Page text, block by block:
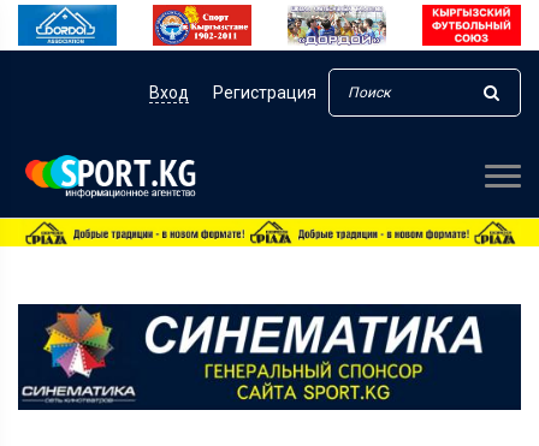
Вход Регистрация